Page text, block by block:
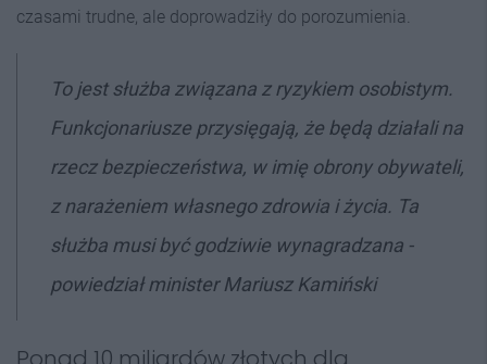
czasami trudne, ale doprowadziły do porozumienia.
To jest służba związana z ryzykiem osobistym.
Funkcjonariusze przysięgają, że będą działali na
rzecz bezpieczeństwa, w imię obrony obywateli,
z narażeniem własnego zdrowia i życia. Ta
służba musi być godziwie wynagradzana -
powiedział minister Mariusz Kamiński